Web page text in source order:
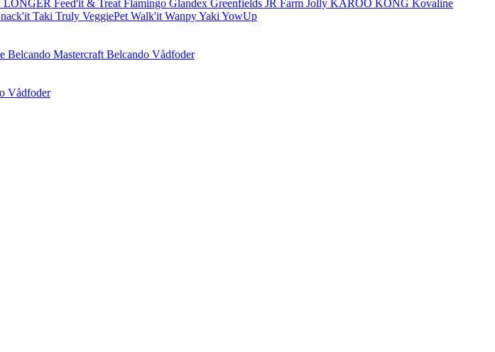
Feed'it & Treat Flamingo Glandex Greenfields JR Farm Jolly KAROO KONG Kovaline
Taki Truly VeggiePet Walk'it WanpyYaki YowUp
Belcando Mastercraft Belcando Vådfoder
Vådfoder